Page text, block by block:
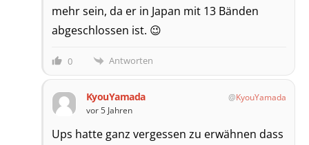
mehr sein, da er in Japan mit 13 Bänden
abgeschlossen ist. 😉
0 Antworten
KyouYamada
KyouYamada
vor 5 Jahren
Ups hatte ganz vergessen zu erwähnen dass